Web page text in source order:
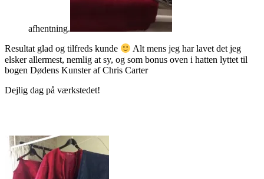
afhentning.
Resultat glad og tilfreds kunde
Alt mens jeg har lavet det jeg
elsker allermest, nemlig at sy, og som bonus oven i hatten lyttet til
bogen Dødens Kunster af Chris Carter
Dejlig dag på værkstedet!